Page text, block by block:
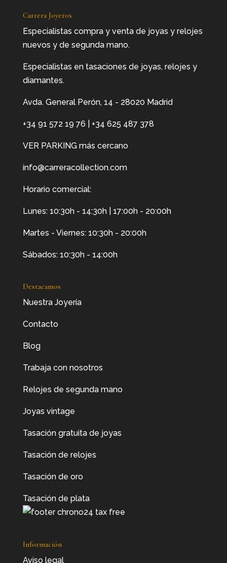
Carrera Joyeros
Especialistas compra y venta de joyas y relojes
nuevos y de segunda mano.
Especialistas en tasaciones de joyas, relojes y
diamantes.
Avda. General Perón, 14 - 28020 Madrid
+34 91 572 19 76 +34 625 487 378
VER PARKING más cercano
info@carreracollection.com
Horario comercial:
Lunes: 10:30h - 14:30h | 17:00h - 20:00h
Martes - Viernes: 10:30h - 20:00h
Sábados: 10:30h - 14:00h
Destacamos
Nuestra Joyería
Contacto
Blog
Trabaja con nosotros
Relojes de segunda mano
Joyas vintage
Tasación gratuita de joyas
Tasación de relojes
Tasación de oro
Tasación de plata
Información
Aviso legal